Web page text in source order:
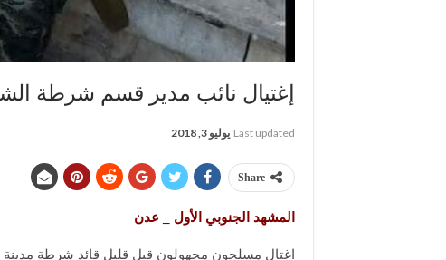
إغتيال نائب مدير قسم شرطة
Last updated يوليو 3, 2018
Share
المشهد الجنوبي الأول _ عدن
اغتال مسلحون مجهولون قبل قليل قائد شرطة